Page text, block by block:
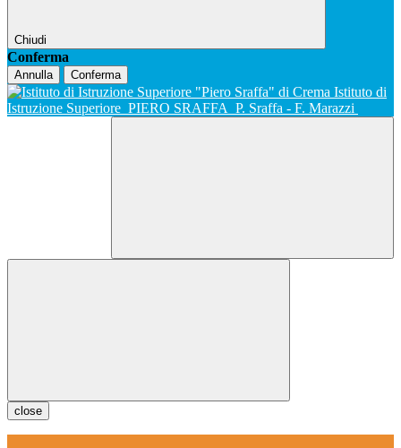
Chiudi
Conferma
Annulla Conferma
Istituto di
Istruzione Superiore PIERO SRAFFA P. Sraffa - F. Marazzi
close